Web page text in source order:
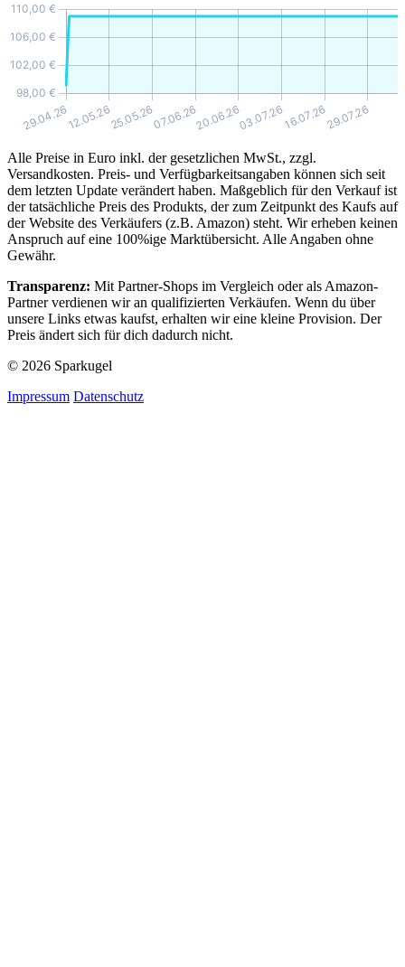
Alle Preise in Euro inkl. der gesetzlichen MwSt., zzgl.
Versandkosten. Preis- und Verfügbarkeitsangaben können sich seit
dem letzten Update verändert haben. Maßgeblich für den Verkauf ist
der tatsächliche Preis des Produkts, der zum Zeitpunkt des Kaufs auf
der Website des Verkäufers (z.B. Amazon) steht. Wir erheben keinen
Anspruch auf eine 100%ige Marktübersicht. Alle Angaben ohne
Gewähr.
Transparenz: Mit Partner-Shops im Vergleich oder als Amazon-
Partner verdienen wir an qualifizierten Verkäufen. Wenn du über
unsere Links etwas kaufst, erhalten wir eine kleine Provision. Der
Preis ändert sich für dich dadurch nicht.
© 2026 Sparkugel
Impressum Datenschutz